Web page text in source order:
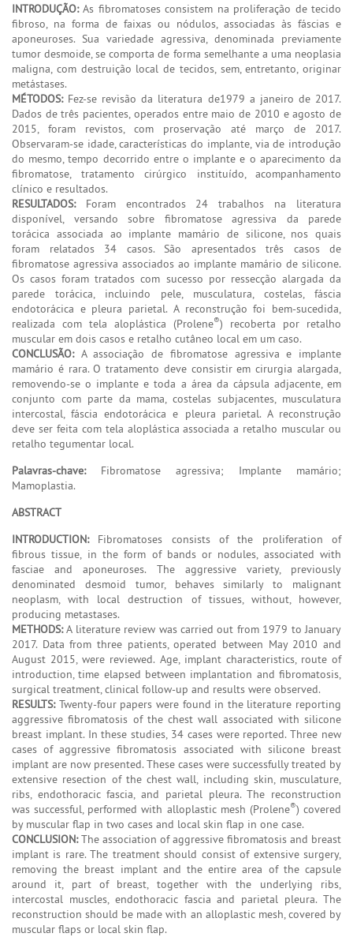
INTRODUÇÃO:As fibromatoses consistem na proliferação de tecido
fibroso, na forma de faixas ou nódulos, associadas às fáscias e
aponeuroses. Sua variedade agressiva, denominada previamente
tumor desmoide, se comporta de forma semelhante a uma neoplasia
maligna, com destruição local de tecidos, sem, entretanto, originar
metástases.
MÉTODOS:Fez-se revisão da literatura de1979 a janeiro de 2017.
Dados de três pacientes, operados entre maio de 2010 e agosto de
2015, foram revistos, com proservação até março de 2017.
Observaram-se idade, características do implante, via de introdução
do mesmo, tempo decorrido entre o implante e o aparecimento da
fibromatose, tratamento cirúrgico instituído, acompanhamento
clínico e resultados.
RESULTADOS:Foram encontrados 24 trabalhos na literatura
disponível, versando sobre fibromatose agressiva da parede
torácica associada ao implante mamário de silicone, nos quais
foram relatados 34 casos. São apresentados três casos de
fibromatose agressiva associados ao implante mamário de silicone.
Os casos foram tratados com sucesso por ressecção alargada da
parede torácica, incluindo pele, musculatura, costelas, fáscia
endotorácica e pleura parietal. A reconstrução foi bem-sucedida,
realizada com tela aloplástica (Prolene®) recoberta por retalho
muscular em dois casos e retalho cutâneo local em um caso.
CONCLUSÃO:A associação de fibromatose agressiva e implante
mamário é rara. O tratamento deve consistir em cirurgia alargada,
removendo-se o implante e toda a área da cápsula adjacente, em
conjunto com parte da mama, costelas subjacentes, musculatura
intercostal, fáscia endotorácica e pleura parietal. A reconstrução
deve ser feita com tela aloplástica associada a retalho muscular ou
retalho tegumentar local.
Palavras-chave:Fibromatose agressiva; Implante mamário;
Mamoplastia.
ABSTRACT
INTRODUCTION:Fibromatoses consists of the proliferation of
fibrous tissue, in the form of bands or nodules, associated with
fasciae and aponeuroses. The aggressive variety, previously
denominated desmoid tumor, behaves similarly to malignant
neoplasm, with local destruction of tissues, without, however,
producing metastases.
METHODS:A literature review was carried out from 1979 to January
2017. Data from three patients, operated between May 2010 and
August 2015, were reviewed. Age, implant characteristics, route of
introduction, time elapsed between implantation and fibromatosis,
surgical treatment, clinical follow-up and results were observed.
RESULTS:Twenty-four papers were found in the literature reporting
aggressive fibromatosis of the chest wall associated with silicone
breast implant. In these studies, 34 cases were reported. Three new
cases of aggressive fibromatosis associated with silicone breast
implant are now presented. These cases were successfully treated by
extensive resection of the chest wall, including skin, musculature,
ribs, endothoracic fascia, and parietal pleura. The reconstruction
was successful, performed with alloplastic mesh (Prolene®) covered
by muscular flap in two cases and local skin flap in one case.
CONCLUSION:The association of aggressive fibromatosis and breast
implant is rare. The treatment should consist of extensive surgery,
removing the breast implant and the entire area of the capsule
around it, part of breast, together with the underlying ribs,
intercostal muscles, endothoracic fascia and parietal pleura. The
reconstruction should be made with an alloplastic mesh, covered by
muscular flaps or local skin flap.